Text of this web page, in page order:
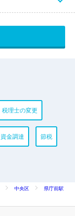
税理士の変更
資金調達 節税
中央区
県庁前駅